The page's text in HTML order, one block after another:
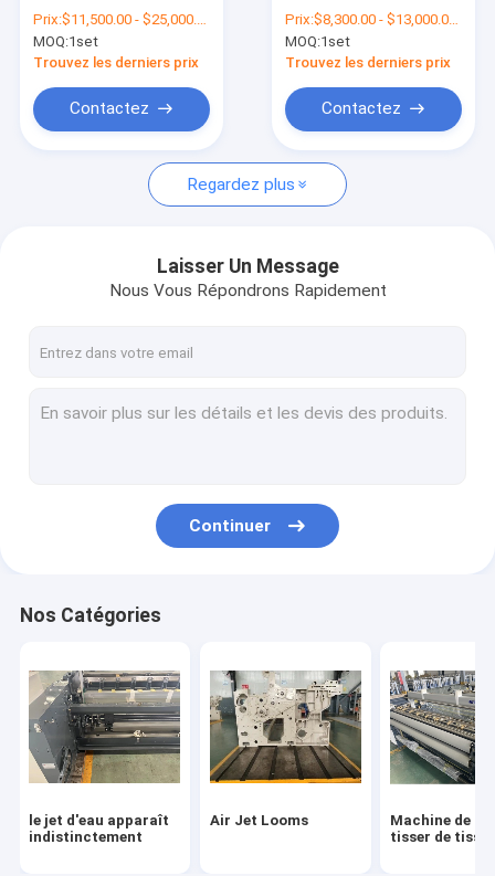
Air Jet Looms
Machine de métier à tisser de tissage
L'eau Jet Looms Spare Parts
Machine de tissage de tissu
Machines non tissées
Machine à cartes de textile
Air Jet Loom Parts
tissage de tissu
battant l'eau Jet
Loom
Prix:$11,500.00 - $25,000.00/sets
MOQ:1set
Trouvez les derniers prix
Contactez
métier à tisser de
tissage de la vitesse
1000 t/mn
Prix:$8,300.00 - $13,000.00/sets
MOQ:1set
Trouvez les derniers prix
Contactez
Regardez plus
Laisser Un Message
Nous Vous Répondrons Rapidement
Continuer
Nos Catégories
le jet d'eau apparaît
indistinctement
Air Jet Looms
Machine de
tisser de